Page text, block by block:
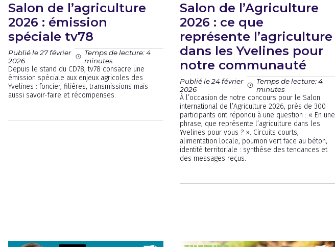
Salon de l’agriculture
2026 : émission
spéciale tv78
Publié le 27 février
2026
Temps de lecture: 4
minutes
Depuis le stand du CD78, tv78 consacre une
émission spéciale aux enjeux agricoles des
Yvelines : foncier, filières, transmissions mais
aussi savoir-faire et récompenses.
Salon de l’Agriculture
2026 : ce que
représente l’agriculture
dans les Yvelines pour
notre communauté
Publié le 24 février
2026
Temps de lecture: 4
minutes
À l’occasion de notre concours pour le Salon
international de l’Agriculture 2026, près de 300
participants ont répondu à une question : « En une
phrase, que représente l’agriculture dans les
Yvelines pour vous ? ». Circuits courts,
alimentation locale, poumon vert face au béton,
identité territoriale : synthèse des tendances et
des messages reçus.